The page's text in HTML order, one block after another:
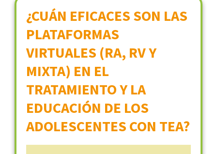
¿CUÁN EFICACES SON LAS
PLATAFORMAS
VIRTUALES (RA, RV Y
MIXTA) EN EL
TRATAMIENTO Y LA
EDUCACIÓN DE LOS
ADOLESCENTES CON TEA?